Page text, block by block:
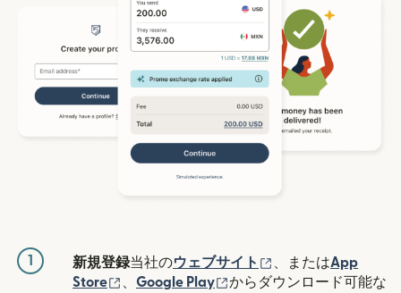
1 新規登録当社のウェブサイト （別ウィンドウで
、またはApp
Store
（別ウィンドウで開きます）
Google Play （別ウィンドウで開きま
からダウンロード可能な